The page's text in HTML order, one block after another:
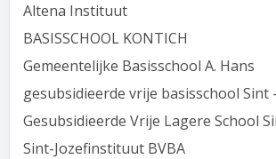
Altena Instituut
BASISSCHOOL KONTICH
Gemeentelijke Basisschool A. Hans
gesubsidieerde vrije basisschool
Gesubsidieerde Vrije Lagere School
Sint-Jozefinstituut BVBA